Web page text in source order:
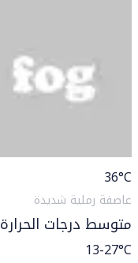
36°C
عاصفة رملية شديدة
متوسط درجات الحرارة
13-27°C